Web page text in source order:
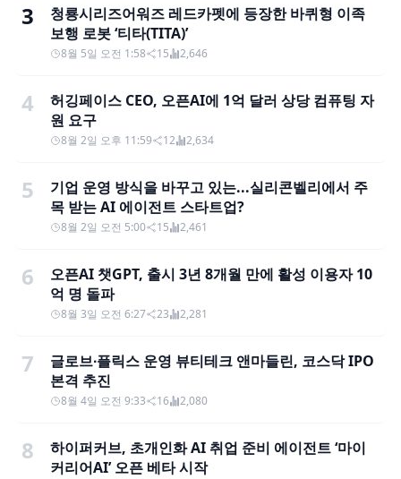
3
청룡시리즈어워즈 레드카펫에 등장한 바퀴형 이족
보행 로봇 ‘티타(TITA)’
8월 5일 오전 1:58 15 2,646
4
허깅페이스 CEO, 오픈AI에 1억 달러 상당 컴퓨팅 자
원 요구
8월 2일 오후 11:59 12 2,634
5
기업 운영 방식을 바꾸고 있는...실리콘벨리에서 주
목 받는 AI 에이전트 스타트업?
8월 2일 오전 5:00 15 2,461
6
오픈AI 챗GPT, 출시 3년 8개월 만에 활성 이용자 10
억 명 돌파
8월 3일 오전 6:27 23 2,281
7
글로브∙플릭스 운영 뷰티테크 앤마들린, 코스닥 IPO
본격 추진
8월 4일 오전 9:33 16 2,080
8
하이퍼커브, 초개인화 AI 취업 준비 에이전트 ‘마이
커리어AI’ 오픈 베타 시작